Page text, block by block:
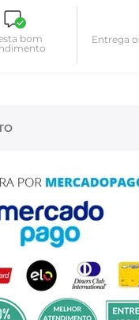
bom
Entrega